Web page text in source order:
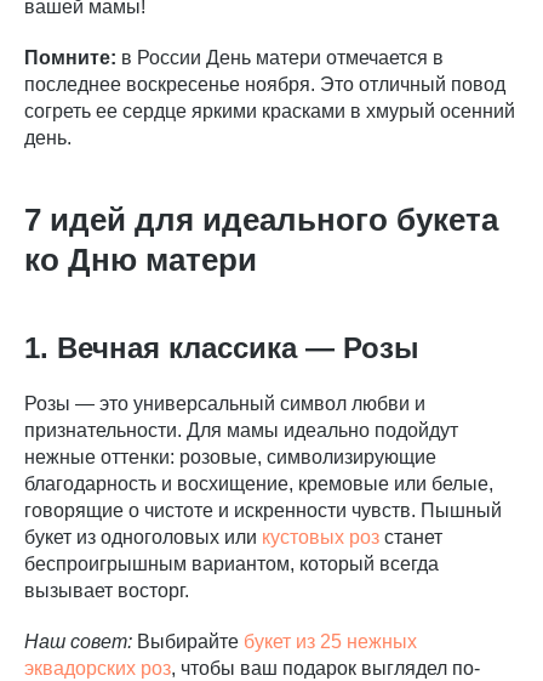
вашей мамы!
Помните: в России День матери отмечается в
последнее воскресенье ноября. Это отличный повод
согреть ее сердце яркими красками в хмурый осенний
день.
7 идей для идеального букета
ко Дню матери
1. Вечная классика — Розы
Розы — это универсальный символ любви и
признательности. Для мамы идеально подойдут
нежные оттенки: розовые, символизирующие
благодарность и восхищение, кремовые или белые,
говорящие о чистоте и искренности чувств. Пышный
букет из одноголовых или кустовых роз станет
беспроигрышным вариантом, который всегда
вызывает восторг.
Наш совет: Выбирайте букет из 25 нежных
эквадорских роз, чтобы ваш подарок выглядел по-